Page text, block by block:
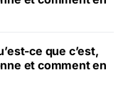
ce que c’est,
et comment en